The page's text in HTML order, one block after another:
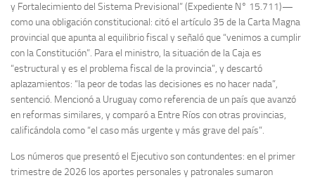
y Fortalecimiento del Sistema Previsional” (Expediente N° 15.711)—
como una obligación constitucional: citó el artículo 35 de la Carta Magna
provincial que apunta al equilibrio fiscal y señaló que “venimos a cumplir
con la Constitución”. Para el ministro, la situación de la Caja es
“estructural y es el problema fiscal de la provincia”, y descartó
aplazamientos: “la peor de todas las decisiones es no hacer nada”,
sentenció. Mencionó a Uruguay como referencia de un país que avanzó
en reformas similares, y comparó a Entre Ríos con otras provincias,
calificándola como “el caso más urgente y más grave del país”.
Los números que presentó el Ejecutivo son contundentes: en el primer
trimestre de 2026 los aportes personales y patronales sumaron